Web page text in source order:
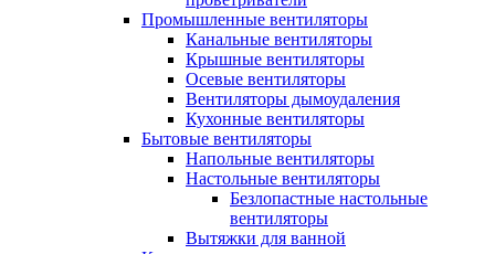
Промышленные вентиляторы
Канальные вентиляторы
Крышные вентиляторы
Осевые вентиляторы
Вентиляторы дымоудаления
Кухонные вентиляторы
Бытовые вентиляторы
Напольные вентиляторы
Настольные вентиляторы
Безлопастные настольные
вентиляторы
Вытяжки для ванной